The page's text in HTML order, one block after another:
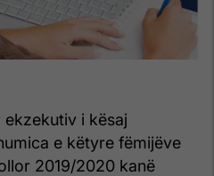
i kësaj
e këtyre fëmijëve
2019/2020 kanë